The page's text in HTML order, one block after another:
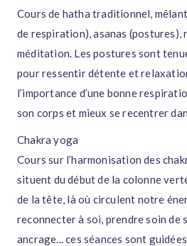
Cours de hatha traditionnel,
de respiration), asanas
méditation. Les postures sont
pour ressentir détente et
l’importance d’une bonne
son corps et mieux se recentrer
Chakra yoga
Cours sur l’harmonisation des
situent du début de la colonne
de la tête, là où circulent notre
reconnecter à soi, prendre soin de
ancrage... ces séances sont